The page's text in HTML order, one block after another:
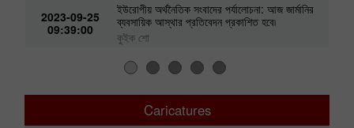
2023-09-25
09:39:00
ইউরোপীয় অর্থনৈতিক সংবাদের পর্যালোচনা: আজ জার্মানির
ব্যবসায়িক আস্থার প্রতিবেদন প্রকাশিত হবে৷
কুইক শো
Caricatures